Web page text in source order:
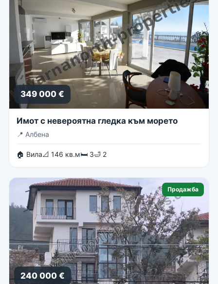
349 000 €
Имот с невероятна гледка към морето
📍 Албена
🏠 Вила📐 146 кв.м🛏 3🛁 2
Продажба
240 000 €